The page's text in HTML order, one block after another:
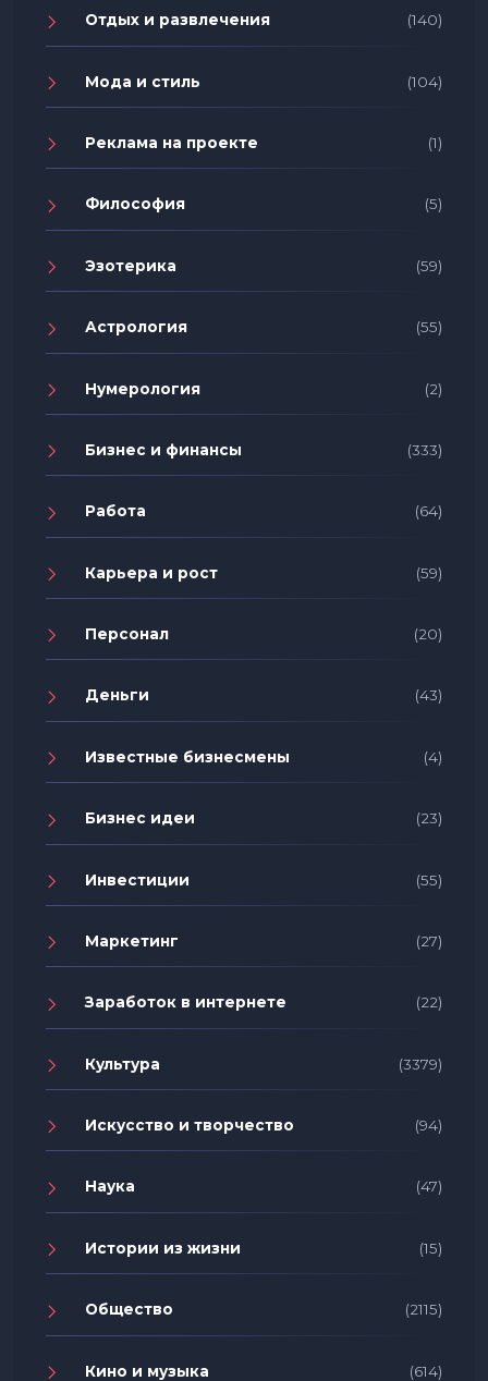
Отдых и развлечения (140)
Мода и стиль (104)
Реклама на проекте (1)
Философия (5)
Эзотерика (59)
Астрология (55)
Нумерология (2)
Бизнес и финансы (333)
Работа (64)
Карьера и рост (59)
Персонал (20)
Деньги (43)
Известные бизнесмены (4)
Бизнес идеи (23)
Инвестиции (55)
Маркетинг (27)
Заработок в интернете (22)
Культура (3379)
Искусство и творчество (94)
Наука (47)
Истории из жизни (15)
Общество (2115)
Кино и музыка (614)